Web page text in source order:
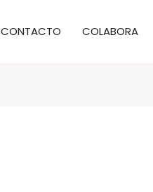
CONTACTO COLABORA